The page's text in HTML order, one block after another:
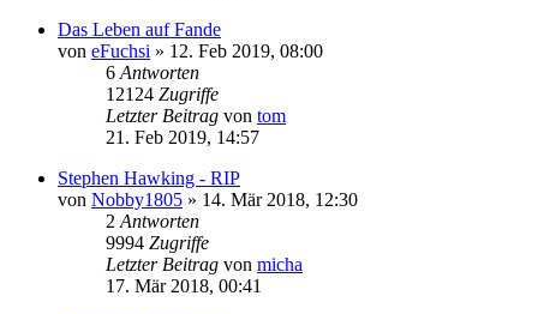
Das Leben auf Fande
von eFuchsi » 12. Feb 2019, 08:00
6 Antworten
12124 Zugriffe
Letzter Beitrag von tom
21. Feb 2019, 14:57
Stephen Hawking - RIP
von Nobby1805 » 14. Mär 2018, 12:30
2 Antworten
9994 Zugriffe
Letzter Beitrag von micha
17. Mär 2018, 00:41